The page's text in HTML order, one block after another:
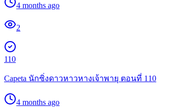
4 months ago
2
110
Capeta นักซิ่งดาวหาวหางเจ้าพายุ ตอนที่ 110
4 months ago